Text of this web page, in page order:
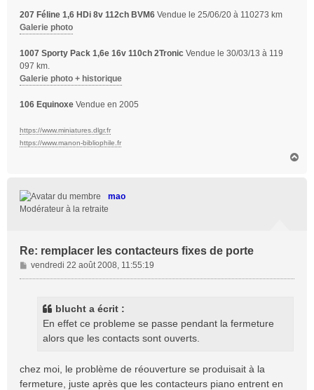
207 Féline 1,6 HDi 8v 112ch BVM6 Vendue le 25/06/20 à 110273 km
Galerie photo
1007 Sporty Pack 1,6e 16v 110ch 2Tronic Vendue le 30/03/13 à 119
097 km.
Galerie photo + historique
106 Equinoxe Vendue en 2005
https://www.miniatures.dlgr.fr
https://www.manon-bibliophile.fr
mao
Modérateur à la retraite
Re: remplacer les contacteurs fixes de porte
M
e
vendredi 22 août 2008, 11:55:19
blucht a écrit :
En effet ce probleme se passe pendant la fermeture
alors que les contacts sont ouverts.
chez moi, le problème de réouverture se produisait à la
fermeture, juste après que les contacteurs piano entrent en